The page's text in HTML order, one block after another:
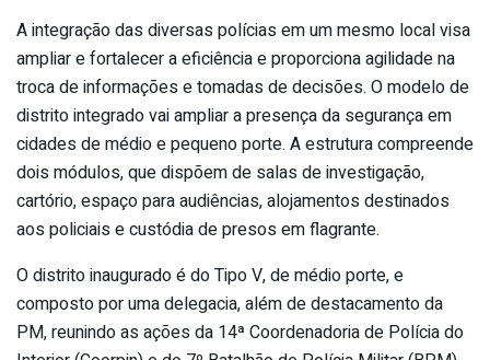
A integração das diversas polícias em um mesmo local visa
ampliar e fortalecer a eficiência e proporciona agilidade na
troca de informações e tomadas de decisões. O modelo de
distrito integrado vai ampliar a presença da segurança em
cidades de médio e pequeno porte. A estrutura compreende
dois módulos, que dispõem de salas de investigação,
cartório, espaço para audiências, alojamentos destinados
aos policiais e custódia de presos em flagrante.
O distrito inaugurado é do Tipo V, de médio porte, e
composto por uma delegacia, além de destacamento da
PM, reunindo as ações da 14ª Coordenadoria de Polícia do